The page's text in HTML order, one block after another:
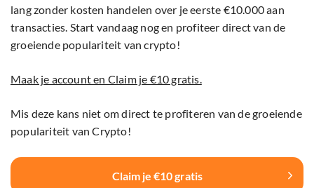
lang zonder kosten handelen over je eerste €10.000 aan
transacties. Start vandaag nog en profiteer direct van de
groeiende populariteit van crypto!
Maak je account en Claim je €10 gratis.
Mis deze kans niet om direct te profiteren van de groeiende
populariteit van Crypto!
Claim je €10 gratis